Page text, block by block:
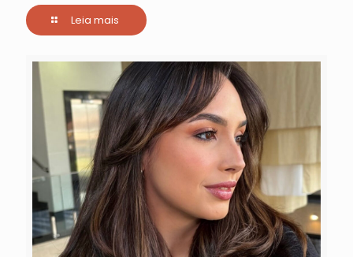
Leia mais